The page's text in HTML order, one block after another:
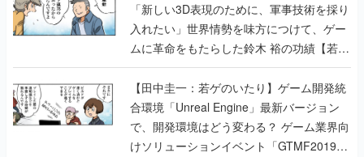
「新しい3D表現のために、軍事技術を採り
入れたい」世界情勢を味方につけて、ゲー
ムに革命をもたらした鈴木 裕の功績【若ゲ
のいたり】
【田中圭一：若ゲのいたり】ゲーム開発統
合環境「Unreal Engine」最新バージョン
で、開発環境はどう変わる？ ゲーム業界向
けソリューションイベント「GTMF2019」